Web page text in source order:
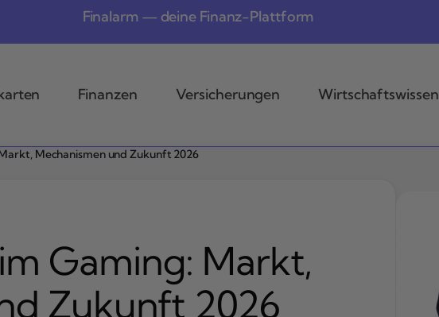
Finalarm — deine Finanz-Plattform
Finanzen Versicherungen Wirtschaftswissen
Mechanismen und Zukunft 2026
Gaming: Markt,
Zukunft 2026